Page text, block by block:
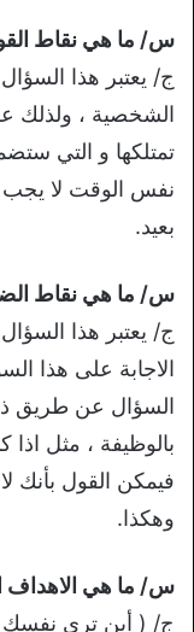
س/ ما هي نقاط
ج/ يعتبر هذا
الشخصية ، ولذلك
تمتلكها و التي
نفس الوقت لا
بعيد.
س/ ما هي نقاط
ج/ يعتبر هذا
الاجابة على هذا
السؤال عن طريق
بالوظيفة ، مثل
فيمكن القول بأنك
وهكذا.
س/ ما هي الاهداف